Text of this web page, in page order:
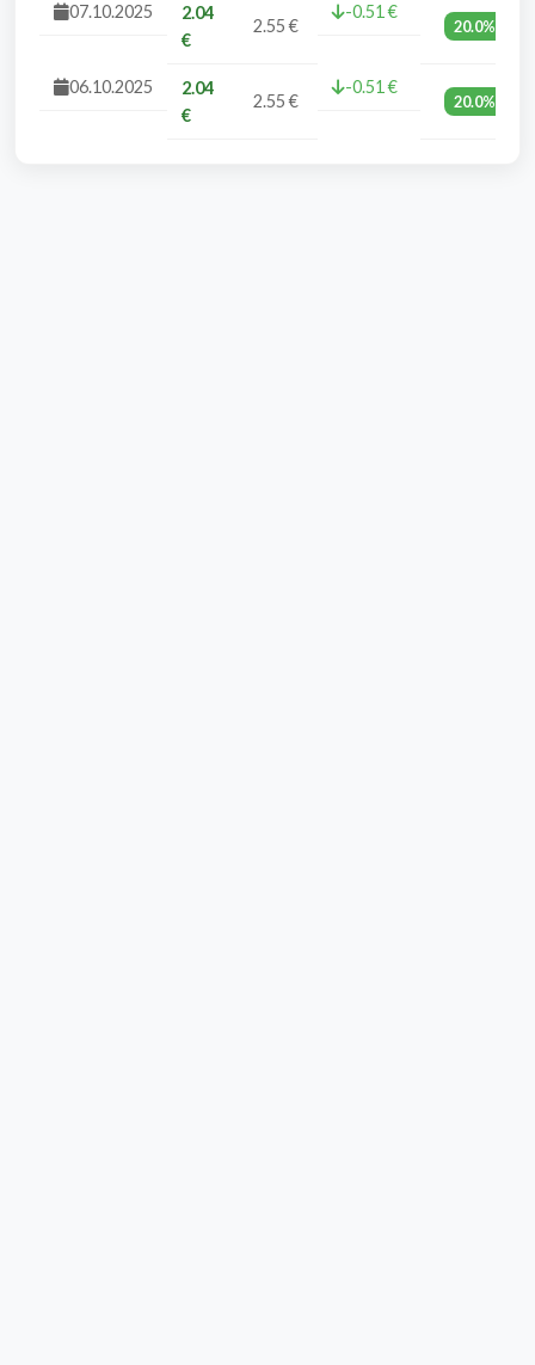
07.10.2025
2.04
€
2.55 €
-0.51 €
20.0%
06.10.2025
2.04
€
2.55 €
-0.51 €
20.0%